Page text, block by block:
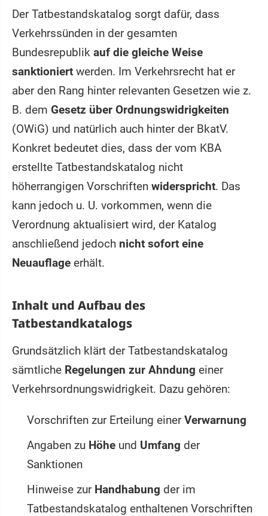
Der Tatbestandskatalog sorgt dafür, dass
Verkehrssünden in der gesamten
Bundesrepublik auf die gleiche Weise
sanktioniert werden. Im Verkehrsrecht hat er
aber den Rang hinter relevanten Gesetzen wie z.
B. dem Gesetz über Ordnungswidrigkeiten
(OWiG) und natürlich auch hinter der BkatV.
Konkret bedeutet dies, dass der vom KBA
erstellte Tatbestandskatalog nicht
höherrangigen Vorschriften widerspricht. Das
kann jedoch u. U. vorkommen, wenn die
Verordnung aktualisiert wird, der Katalog
anschließend jedoch nicht sofort eine
Neuauflage erhält.
Inhalt und Aufbau des
Tatbestandkatalogs
Grundsätzlich klärt der Tatbestandskatalog
sämtliche Regelungen zur Ahndung einer
Verkehrsordnungswidrigkeit. Dazu gehören:
Vorschriften zur Erteilung einerVerwarnung
Angaben zu Höhe und Umfang der
Sanktionen
Hinweise zur Handhabung der im
Tatbestandskatalog enthaltenen Vorschriften